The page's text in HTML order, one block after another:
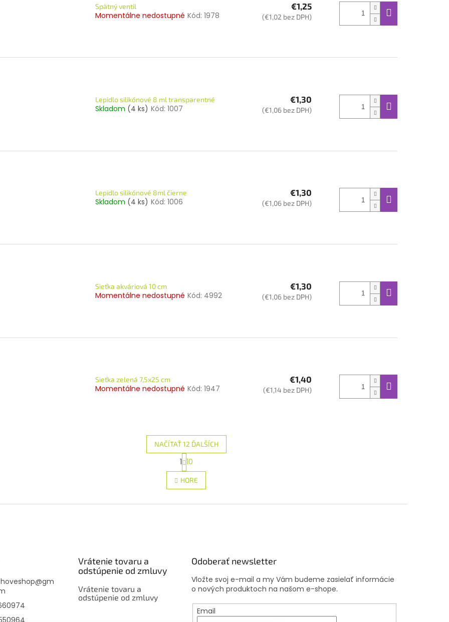
Spätný ventil
Momentálne nedostupné Kód: 1978
€1,25
(€1,02 bez DPH)
Lepidlo silikónové 8 ml transparentné
Skladom (4 ks) Kód: 1007
€1,30
(€1,06 bez DPH)
Lepidlo silikónové 8ml čierne
Skladom (4 ks) Kód: 1006
€1,30
(€1,06 bez DPH)
Sieťka akváriová 10 cm
Momentálne nedostupné Kód: 4992
€1,30
(€1,06 bez DPH)
Sieťka zelená 7,5x25 cm
Momentálne nedostupné Kód: 1947
€1,40
(€1,14 bez DPH)
O
v
l
d
NAČÍTAŤ 12 ĎALŠÍCH
S
t
r
á
n
1 10
HORE
@gm
Vrátenie tovaru a
odstúpenie od zmluvy
Vrátenie tovaru a
odstúpenie od zmluvy
Odoberať newsletter
Vložte svoj e-mail a my Vám budeme zasielať informácie
o nových produktoch na našom e-shope.
Email